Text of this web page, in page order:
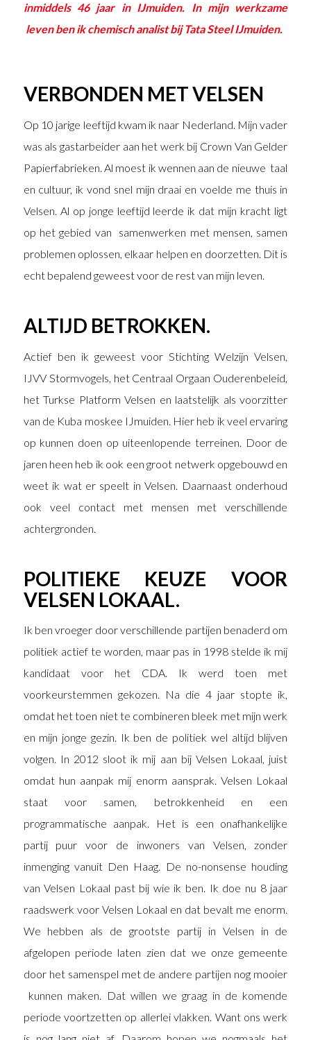
inmiddels 46 jaar in IJmuiden. In mijn werkzame
leven ben ik chemisch analist bij Tata Steel IJmuiden.
VERBONDEN MET VELSEN
Op 10 jarige leeftijd kwam ik naar Nederland. Mijn vader
was als gastarbeider aan het werk bij Crown Van Gelder
Papierfabrieken. Al moest ik wennen aan de nieuwe taal
en cultuur, ik vond snel mijn draai en voelde me thuis in
Velsen. Al op jonge leeftijd leerde ik dat mijn kracht ligt
op het gebied van samenwerken met mensen, samen
problemen oplossen, elkaar helpen en doorzetten. Dit is
echt bepalend geweest voor de rest van mijn leven.
ALTIJD BETROKKEN.
Actief ben ik geweest voor Stichting Welzijn Velsen,
IJVV Stormvogels, het Centraal Orgaan Ouderenbeleid,
het Turkse Platform Velsen en laatstelijk als voorzitter
van de Kuba moskee IJmuiden. Hier heb ik veel ervaring
op kunnen doen op uiteenlopende terreinen. Door de
jaren heen heb ik ook een groot netwerk opgebouwd en
weet ik wat er speelt in Velsen. Daarnaast onderhoud
ook veel contact met mensen met verschillende
achtergronden.
POLITIEKE KEUZE VOOR
VELSEN LOKAAL.
Ik ben vroeger door verschillende partijen benaderd om
politiek actief te worden, maar pas in 1998 stelde ik mij
kandidaat voor het CDA. Ik werd toen met
voorkeurstemmen gekozen. Na die 4 jaar stopte ik,
omdat het toen niet te combineren bleek met mijn werk
en mijn jonge gezin. Ik ben de politiek wel altijd blijven
volgen. In 2012 sloot ik mij aan bij Velsen Lokaal, juist
omdat hun aanpak mij enorm aansprak. Velsen Lokaal
staat voor samen, betrokkenheid en een
programmatische aanpak. Het is een onafhankelijke
partij puur voor de inwoners van Velsen, zonder
inmenging vanuit Den Haag. De no-nonsense houding
van Velsen Lokaal past bij wie ik ben. Ik doe nu 8 jaar
raadswerk voor Velsen Lokaal en dat bevalt me enorm.
We hebben als de grootste partij in Velsen in de
afgelopen periode laten zien dat we onze gemeente
door het samenspel met de andere partijen nog mooier
kunnen maken. Dat willen we graag in de komende
periode voortzetten op allerlei vlakken. Want ons werk